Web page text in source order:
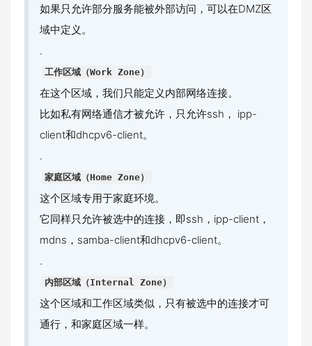
如果只允许部分服务能被外部访问，可以在DMZ区
域中定义。
.
工作区域（Work Zone）
在这个区域，我们只能定义内部网络连接。
比如私有网络通信才被允许，只允许ssh， ipp-
client和dhcpv6-client。
.
家庭区域（Home Zone）
这个区域专用于家庭环境。
它同样只允许被选中的连接，即ssh，ipp-client，
mdns，samba-client和dhcpv6-client。
.
内部区域（Internal Zone）
这个区域和工作区域类似，只有被选中的连接才可
通行，和家庭区域一样。